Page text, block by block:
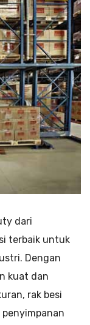
dari
terbaik untuk
Dengan
kuat dan
rak besi